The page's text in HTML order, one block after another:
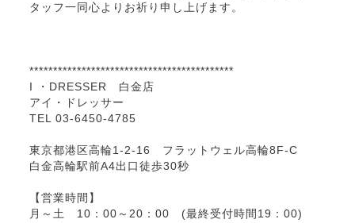
タッフ一同心よりお祈り申し上げます。
*******************************************
I ・DRESSER 白金店
アイ・ドレッサー
TEL 03-6450-4785
東京都港区高輪1-2-16 フラットウェル高輪8F-C
白金高輪駅前A4出口徒歩30秒
【営業時間】
月～土 10：00～20：00 (最終受付時間19：00)